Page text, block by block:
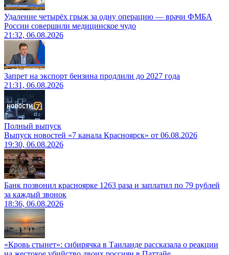
Удаление четырёх грыж за одну операцию — врачи ФМБА
России совершили медицинское чудо
21:32, 06.08.2026
Запрет на экспорт бензина продлили до 2027 года
21:31, 06.08.2026
Полный выпуск
Выпуск новостей «7 канала Красноярск» от 06.08.2026
19:30, 06.08.2026
Банк позвонил красноярке 1263 раза и заплатил по 79 рублей
за каждый звонок
18:36, 06.08.2026
«Кровь стынет»: сибирячка в Таиланде рассказала о реакции